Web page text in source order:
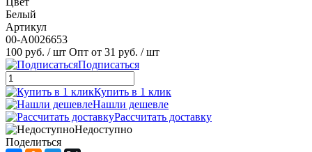
Белый
Артикул
00-А0026653
100 руб. / шт Опт от 31 руб. / шт
Подписаться
Купить в 1 клик
Нашли дешевле
Рассчитать доставку
Недоступно
Поделиться